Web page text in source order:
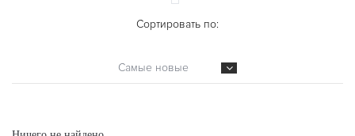
Сортировать по:
Самые новые